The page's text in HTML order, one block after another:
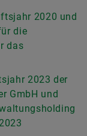
2020 und
die
das
2023 der
GmbH und